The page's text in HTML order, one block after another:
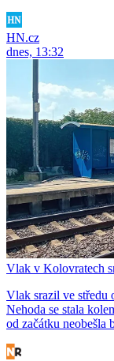
HN.cz
dnes, 13:32
Vlak v Kolovratech
Vlak srazil ve středu
Nehoda se stala
od začátku neobešla